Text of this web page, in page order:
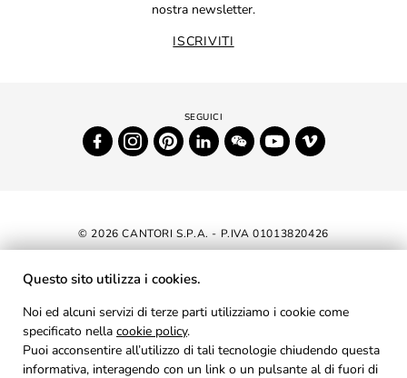
nostra newsletter.
ISCRIVITI
© 2026 CANTORI S.P.A. - P.IVA 01013820426
DICHIARAZIONE DI ACCESSIBILITÀ
AREA RISERVATA
PRIVACY
Questo sito utilizza i cookies.
Noi ed alcuni servizi di terze parti utilizziamo i cookie come
specificato nella cookie policy.
Puoi acconsentire all’utilizzo di tali tecnologie chiudendo questa
informativa, interagendo con un link o un pulsante al di fuori di